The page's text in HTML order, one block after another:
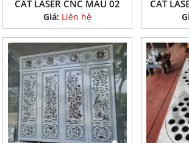
CẮT LASER CNC MẪU 02
Giá: Liên hệ
CẮT